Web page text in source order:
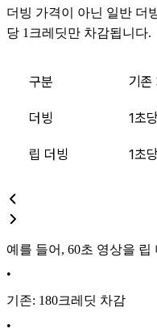
더빙 가격이 아닌 일반 더
당 1크레딧만 차감됩니다.
구분 기존
더빙 1초
립 더빙 1초
예를 들어, 60초 영상을
•
기존: 180크레딧 차감
•